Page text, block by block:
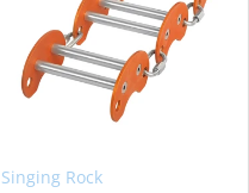
Singing Rock